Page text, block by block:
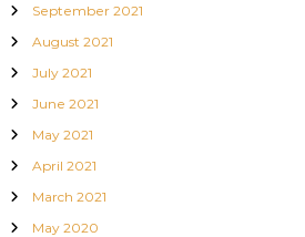
September 2021
August 2021
July 2021
June 2021
May 2021
April 2021
March 2021
May 2020